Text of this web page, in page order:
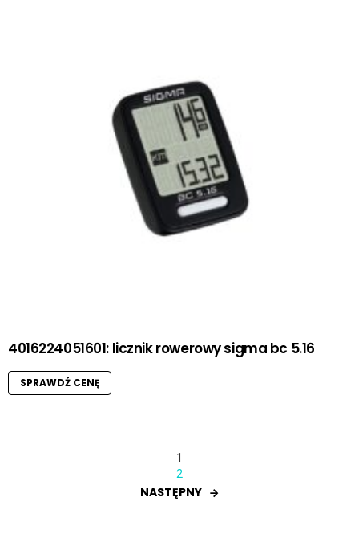
4016224051601: licznik rowerowy sigma bc 5.16
SPRAWDŹ CENĘ
1
2
NASTĘPNY